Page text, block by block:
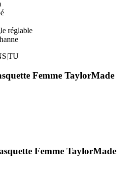
réglable
Femme TaylorMade
Femme TaylorMade